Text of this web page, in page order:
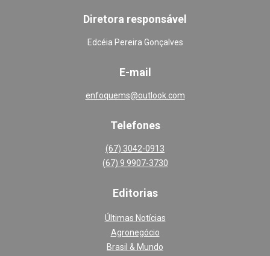
Diretora responsável
Edcéia Pereira Gonçalves
E-mail
enfoquems@outlook.com
Telefones
(67) 3042-0913
(67) 9 9907-3730
Editorias
Últimas Notícias
Agronegócio
Brasil & Mundo